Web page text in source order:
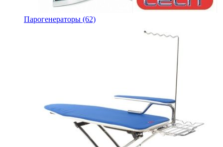
Парогенераторы (62)